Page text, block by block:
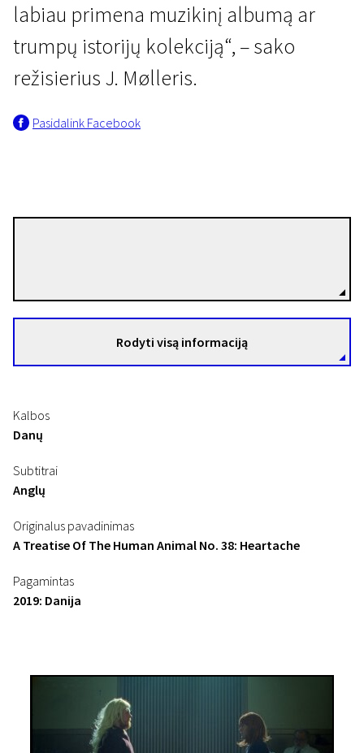
Žmogiškojo žvėries traktatas
nr. 38: ŠIRDGĖLA
29 min. | Drama | N-13
labiau primena muzikinį albumą ar
trumpų istorijų kolekciją“, – sako
režisierius J. Mølleris.
Pasidalink Facebook
Rodyti visą informaciją
Kalbos
Danų
Subtitrai
Anglų
Originalus pavadinimas
A Treatise Of The Human Animal No. 38: Heartache
Pagamintas
2019: Danija